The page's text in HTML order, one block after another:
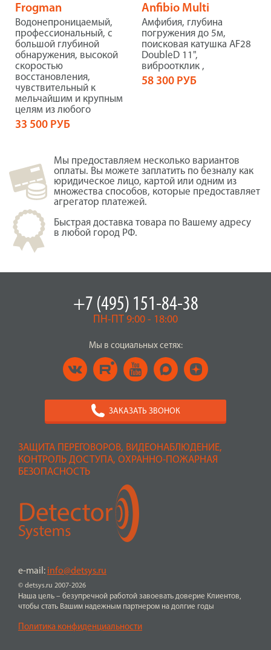
Frogman
Водонепроницаемый,
профессиональный, с
большой глубиной
обнаружения, высокой
скоростью
восстановления,
чувствительный к
мельчайшим и крупным
целям из любого
33 500 РУБ
Anfibio Multi
Амфибия, глубина
погружения до 5м,
поисковая катушка AF28
DoubleD 11",
виброотклик ,
58 300 РУБ
Мы предоставляем несколько вариантов
оплаты. Вы можете заплатить по безналу как
юридическое лицо, картой или одним из
множества способов, которые предоставляет
агрегатор платежей.
Быстрая доставка товара по Вашему адресу
в любой город РФ.
ЗАЩИТА ПЕРЕГОВОРОВ, ВИДЕОНАБЛЮДЕНИЕ,
КОНТРОЛЬ ДОСТУПА, ОХРАННО-ПОЖАРНАЯ
БЕЗОПАСНОСТЬ
© detsys.ru 2007-2026
e-mail: info@detsys.ru
Наша цель – безупречной работой завоевать доверие Клиентов,
чтобы стать Вашим надежным партнером на долгие годы
Политика конфиденциальности
+7 (495) 151-84-38
ПН-ПТ 9:00 - 18:00
Мы в социальных сетях:
ЗАКАЗАТЬ ЗВОНОК